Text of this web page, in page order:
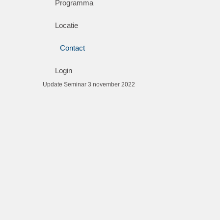
Programma
Locatie
Contact
Login
Update Seminar 3 november 2022